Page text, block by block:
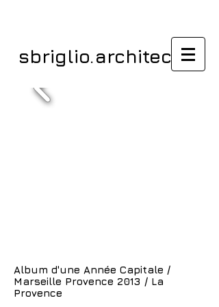
sbriglio.architectes
Album d'une Année Capitale /
Marseille Provence 2013 / La
Provence